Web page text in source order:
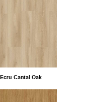
Ecru Cantal Oak